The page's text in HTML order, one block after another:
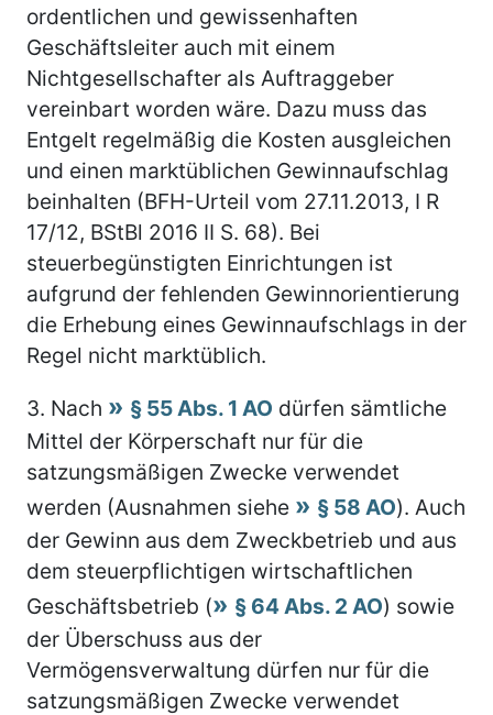
ordentlichen und gewissenhaften
Geschäftsleiter auch mit einem
Nichtgesellschafter als Auftraggeber
vereinbart worden wäre. Dazu muss das
Entgelt regelmäßig die Kosten ausgleichen
und einen marktüblichen Gewinnaufschlag
beinhalten (BFH-Urteil vom 27.11.2013, I R
17/12, BStBl 2016 II S. 68). Bei
steuerbegünstigten Einrichtungen ist
aufgrund der fehlenden Gewinnorientierung
die Erhebung eines Gewinnaufschlags in der
Regel nicht marktüblich.
3. Nach § 55 Abs. 1 AO dürfen sämtliche
Mittel der Körperschaft nur für die
satzungsmäßigen Zwecke verwendet
werden (Ausnahmen siehe
§ 58 AO). Auch
der Gewinn aus dem Zweckbetrieb und aus
dem steuerpflichtigen wirtschaftlichen
Geschäftsbetrieb (
§ 64 Abs. 2 AO) sowie
der Überschuss aus der
Vermögensverwaltung dürfen nur für die
satzungsmäßigen Zwecke verwendet